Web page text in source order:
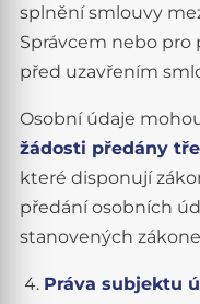
splnění smlouvy
Správcem nebo
před uzavřením
Osobní údaje
žádosti předány
které disponují
předání osobních
stanovených
Práva subjektu